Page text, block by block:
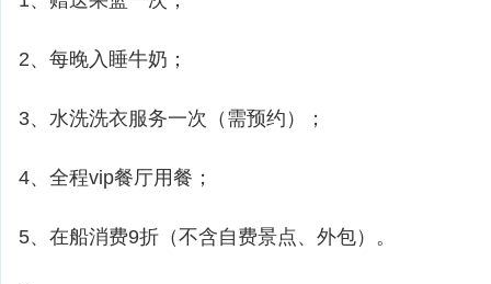
2、每晚入睡牛奶；
3、水洗洗衣服务一次（需预约）；
4、全程vip餐厅用餐；
5、在船消费9折（不含自费景点、外包）。